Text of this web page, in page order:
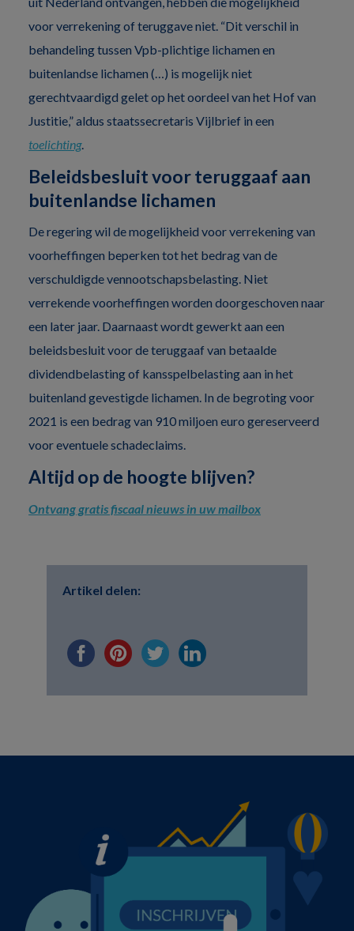
voor verrekening of teruggave niet. “Dit verschil in
behandeling tussen Vpb-plichtige lichamen en
buitenlandse lichamen (…) is mogelijk niet
gerechtvaardigd gelet op het oordeel van het Hof van
Justitie,” aldus staatssecretaris Vijlbrief in een
toelichting.
Beleidsbesluit voor teruggaaf aan
buitenlandse lichamen
De regering wil de mogelijkheid voor verrekening van
voorheffingen beperken tot het bedrag van de
verschuldigde vennootschapsbelasting. Niet
verrekende voorheffingen worden doorgeschoven naar
een later jaar. Daarnaast wordt gewerkt aan een
beleidsbesluit voor de teruggaaf van betaalde
dividendbelasting of kansspelbelasting aan in het
buitenland gevestigde lichamen. In de begroting voor
2021 is een bedrag van 910 miljoen euro gereserveerd
voor eventuele schadeclaims.
Altijd op de hoogte blijven?
Ontvang gratis fiscaal nieuws in uw mailbox
Artikel delen: